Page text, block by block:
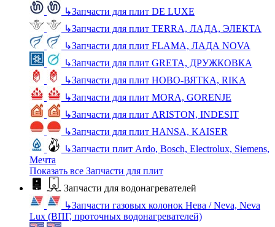
↳Запчасти для плит DE LUXE
↳Запчасти для плит TERRA, ЛАДА, ЭЛЕКТА
↳Запчасти для плит FLAMA, ЛАДА NOVA
↳Запчасти для плит GRETA, ДРУЖКОВКА
↳Запчасти для плит НОВО-ВЯТКА, RIKA
↳Запчасти для плит MORA, GORENJE
↳Запчасти для плит ARISTON, INDESIT
↳Запчасти для плит HANSA, KAISER
↳Запчасти плит Ardo, Bosch, Electrolux, Siemens,
Мечта
Показать все Запчасти для плит
Запчасти для водонагревателей
↳Запчасти газовых колонок Нева / Neva, Neva
Lux (ВПГ, проточных водонагревателей)